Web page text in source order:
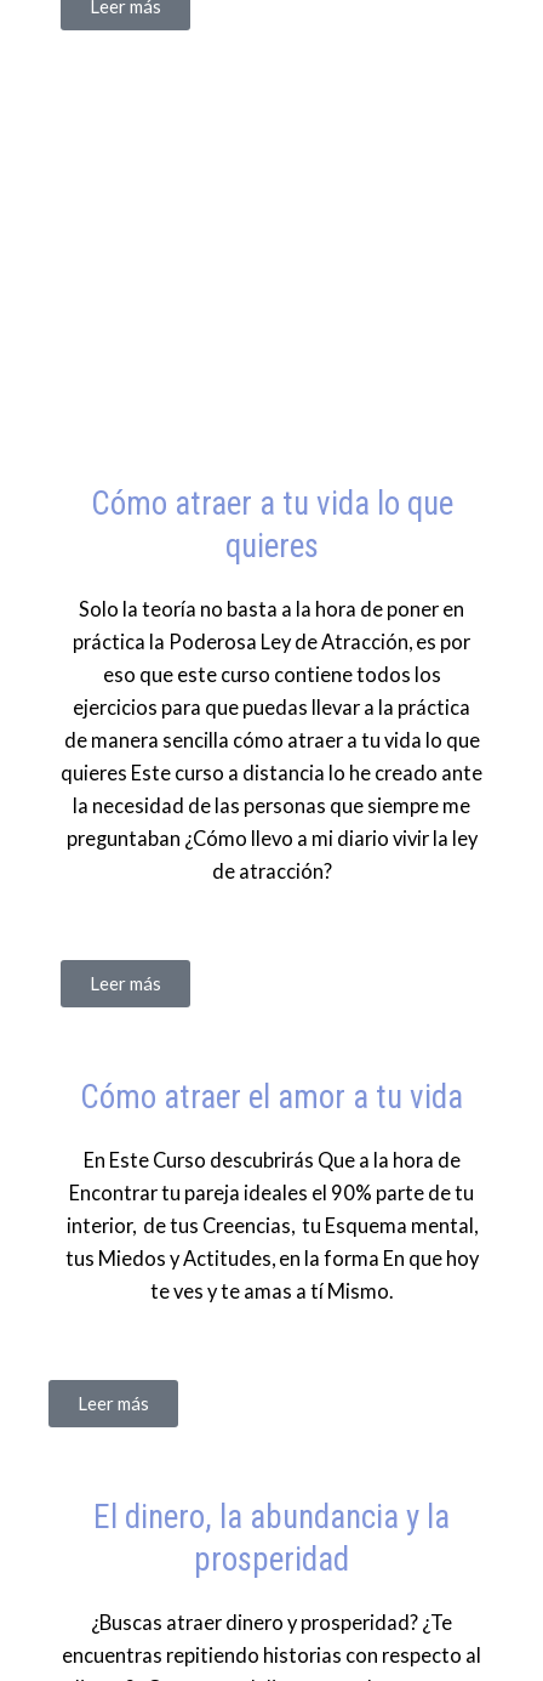
Leer más
Cómo atraer a tu vida lo que
quieres
Solo la teoría no basta a la hora de poner en
práctica la Poderosa Ley de Atracción, es por
eso que este curso contiene todos los
ejercicios para que puedas llevar a la práctica
de manera sencilla cómo atraer a tu vida lo que
quieres Este curso a distancia lo he creado ante
la necesidad de las personas que siempre me
preguntaban ¿Cómo llevo a mi diario vivir la ley
de atracción?
Leer más
Cómo atraer el amor a tu vida
En Este Curso descubrirás Que a la hora de
Encontrar tu pareja ideales el 90% parte de tu
interior, de tus Creencias, tu Esquema mental,
tus Miedos y Actitudes, en la forma En que hoy
te ves y te amas a tí Mismo.
Leer más
El dinero, la abundancia y la
prosperidad
¿Buscas atraer dinero y prosperidad? ¿Te
encuentras repitiendo historias con respecto al